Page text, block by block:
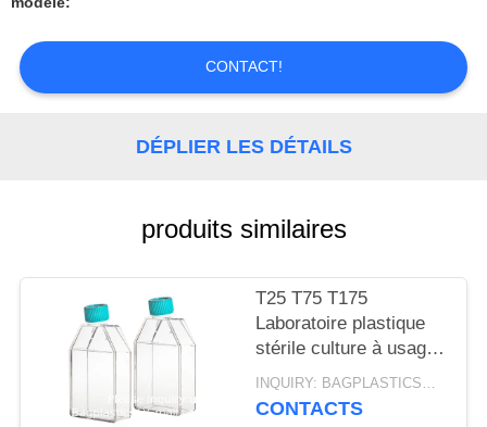
PLAN
CONFIDENTIALITÉ
CONTACT!
DÉPLIER LES DÉTAILS
produits similaires
T25 T75 T175
Laboratoire plastique
stérile culture à usage
unique médias de
culture de tissus
INQUIRY: BAGPLASTICS@GMAIL.COM MOQ:Je vous envoie le numéro de téléphone:
CONTACTS